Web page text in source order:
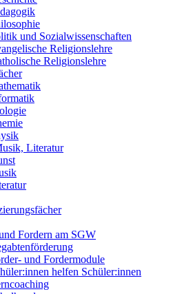
und Sozialwissenschaften
Religionslehre
Religionslehre
Literatur
Fordern am SGW
und Fordermodule
helfen Schüler:innen